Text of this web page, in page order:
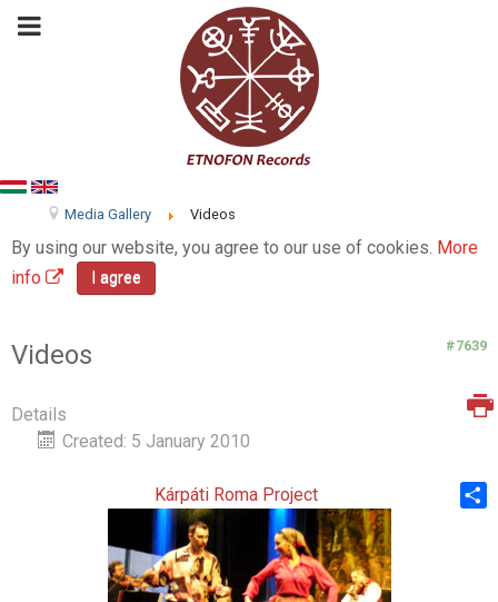
Media Gallery Videos
By using our website, you agree to our use of cookies. More
info
I agree
Videos #7639
Details
Created: 5 January 2010
Kárpáti Roma Project